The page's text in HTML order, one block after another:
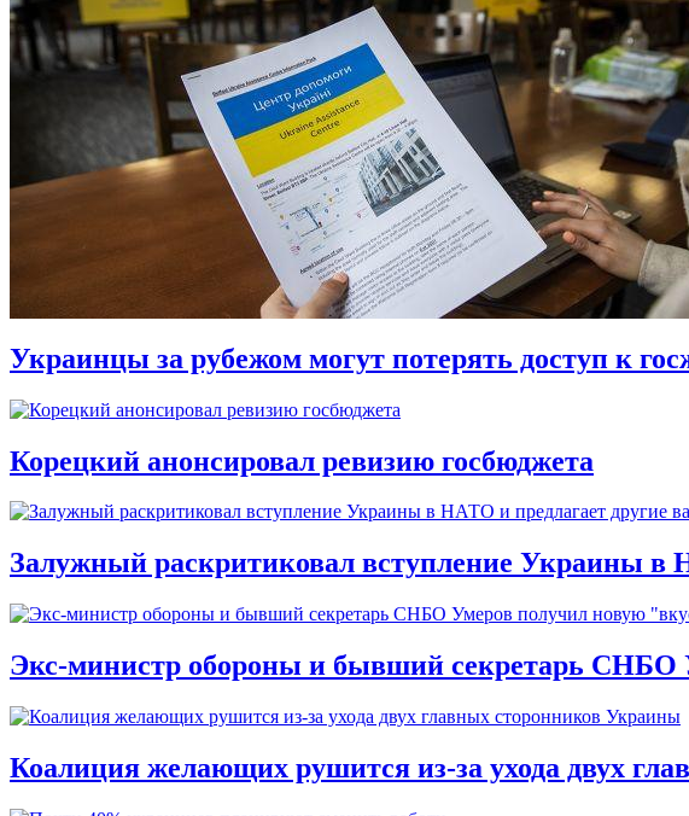
Украинцы за рубежом могут потерять доступ к
Корецкий анонсировал ревизию госбюджета
Залужный раскритиковал вступление Украины в
Экс-министр обороны и бывший секретарь СНБО
Коалиция желающих рушится из-за ухода двух